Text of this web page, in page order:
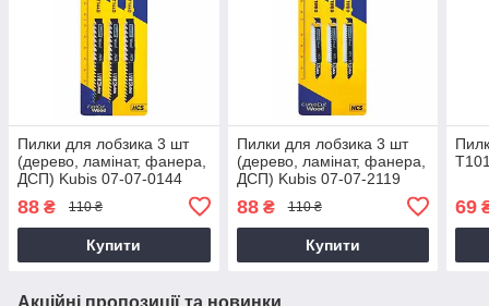
Пилки для лобзика 3 шт
(дерево, ламінат, фанера,
ДСП) Kubis 07-07-0144
88 ₴ 110 ₴
Купити
Пилки для лобзика 3 шт
(дерево, ламінат, фанера,
ДСП) Kubis 07-07-2119
88₴ 110 ₴
Купити
69
Акційні пропозиції та новинки